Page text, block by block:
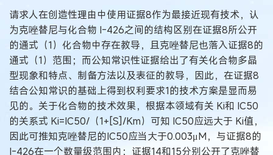
请求人在创造性理由中使用证据8作为最接近现有技术，认
为克唑替尼与化合物 I-426之间的结构区别在证据8所公开
的通式（1）化合物中存在教导，且克唑替尼也落入证据8的
通式（1）范围；而公知常识性证据给出了有关化合物多晶
型现象和特点、制备方法以及表征的教导，因此，在证据8
结合公知常识的基础上得到权利要求1的技术方案是显而易
见的。关于化合物的技术效果，根据本领域有关 Ki和 IC50
的关系式 Ki=IC50/（1+[S]/Km）可知 IC50应远大于 Ki值，
因此可推知克唑替尼的IC50应当大于0.003μM，与证据8的
I-426在一个数量级范围内；证据14和15分别公开了克唑替